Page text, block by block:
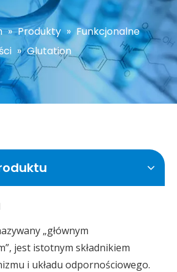
» Produkty » Funkcjonalne
» Glutation
„głównym
jest istotnym składnikiem
i układu odpornościowego.